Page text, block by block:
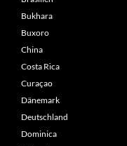
Bukhara
Buxoro
China
Costa Rica
Curaçao
Dänemark
Deutschland
Dominica